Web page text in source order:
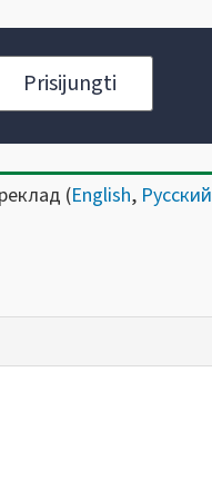
Prisijungti
(English, Русский